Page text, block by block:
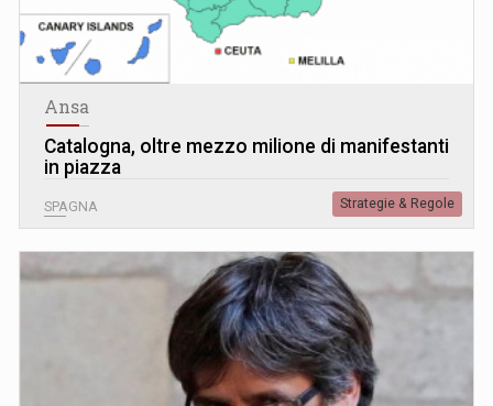
Ansa
Catalogna, oltre mezzo milione di manifestanti
in piazza
SPAGNA Strategie & Regole